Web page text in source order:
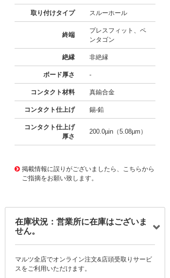
取り付けタイプ スルーホール
終端
プレスフィット、ペ
ンタゴン
絶縁 非絶縁
ボード厚さ -
コンタクト材料 真鍮合金
コンタクト仕上げ 錫-鉛
コンタクト仕上げ
厚さ
200.0µin（5.08µm）
掲載情報に誤りがございましたら、こちらから
ご指摘をお願い致します。
在庫状況：営業所に在庫はございま
せん。
マルツ全店でオンライン注文&店頭受取りサービ
スをご利用いただけます。